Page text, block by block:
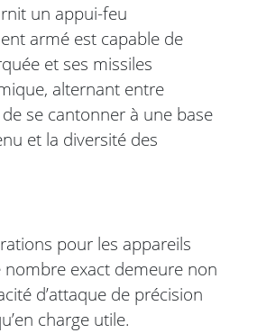
un appui-feu
armé est capable de
et ses missiles
alternant entre
se cantonner à une base
et la diversité des
pour les appareils
exact demeure non
d’attaque de précision
charge utile.